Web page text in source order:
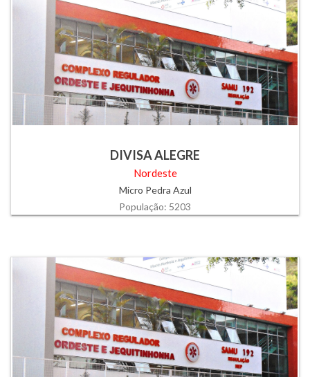
DIVISA ALEGRE
Nordeste
Micro Pedra Azul
População: 5203